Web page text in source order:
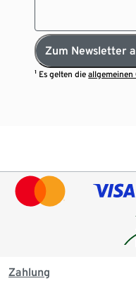
Zum Newsletter
¹ Es gelten dieallgemeinen
Zahlung